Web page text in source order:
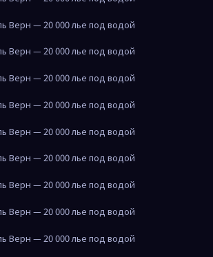
Верн — 20 000 лье под водой
Верн — 20 000 лье под водой
Верн — 20 000 лье под водой
Верн — 20 000 лье под водой
Верн — 20 000 лье под водой
Верн — 20 000 лье под водой
Верн — 20 000 лье под водой
Верн — 20 000 лье под водой
Верн — 20 000 лье под водой